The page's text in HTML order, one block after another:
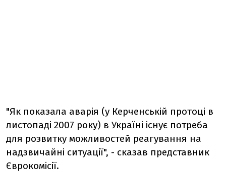
"Як показала аварія (у Керченській протоці в
листопаді 2007 року) в Україні існує потреба
для розвитку можливостей реагування на
надзвичайні ситуації", - сказав представник
Єврокомісії.